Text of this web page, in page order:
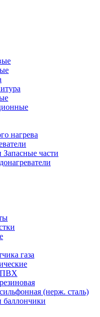
нагрева
части
газа
ПВХ
(нерж. сталь)
баллончики